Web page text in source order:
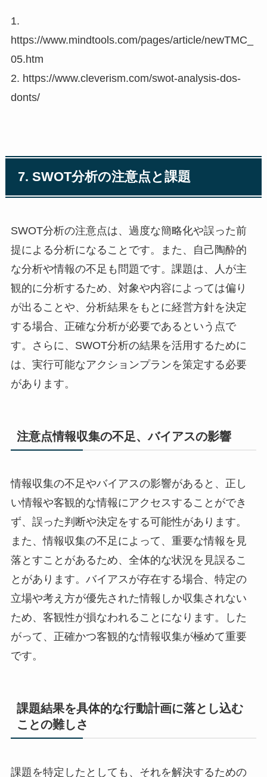
1.
https://www.mindtools.com/pages/article/newTMC_
05.htm
2. https://www.cleverism.com/swot-analysis-dos-
donts/
7. SWOT分析の注意点と課題
SWOT分析の注意点は、過度な簡略化や誤った前
提による分析になることです。また、自己陶酔的
な分析や情報の不足も問題です。課題は、人が主
観的に分析するため、対象や内容によっては偏り
が出ることや、分析結果をもとに経営方針を決定
する場合、正確な分析が必要であるという点で
す。さらに、SWOT分析の結果を活用するために
は、実行可能なアクションプランを策定する必要
があります。
注意点情報収集の不足、バイアスの影響
情報収集の不足やバイアスの影響があると、正し
い情報や客観的な情報にアクセスすることができ
ず、誤った判断や決定をする可能性があります。
また、情報収集の不足によって、重要な情報を見
落とすことがあるため、全体的な状況を見誤るこ
とがあります。バイアスが存在する場合、特定の
立場や考え方が優先された情報しか収集されない
ため、客観性が損なわれることになります。した
がって、正確かつ客観的な情報収集が極めて重要
です。
課題結果を具体的な行動計画に落とし込む
ことの難しさ
課題を特定したとしても、それを解決するための